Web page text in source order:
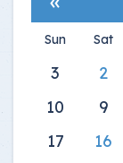
Sat
Sun
2
3
9
10
16
17